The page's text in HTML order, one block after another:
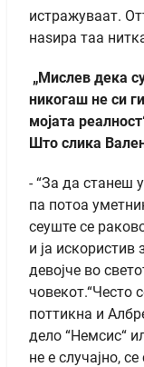
истражуваат.
наѕира таа
„Мислев дека
никогаш не си
мојата
Што слика
- “За да станеш
па потоа
сеуште се
и ја
девојче во
човекот.“Често
поттикна и
дело “Немсис“
не е случајно,